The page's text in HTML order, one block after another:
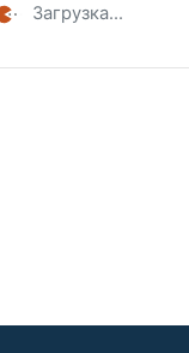
Загрузка...